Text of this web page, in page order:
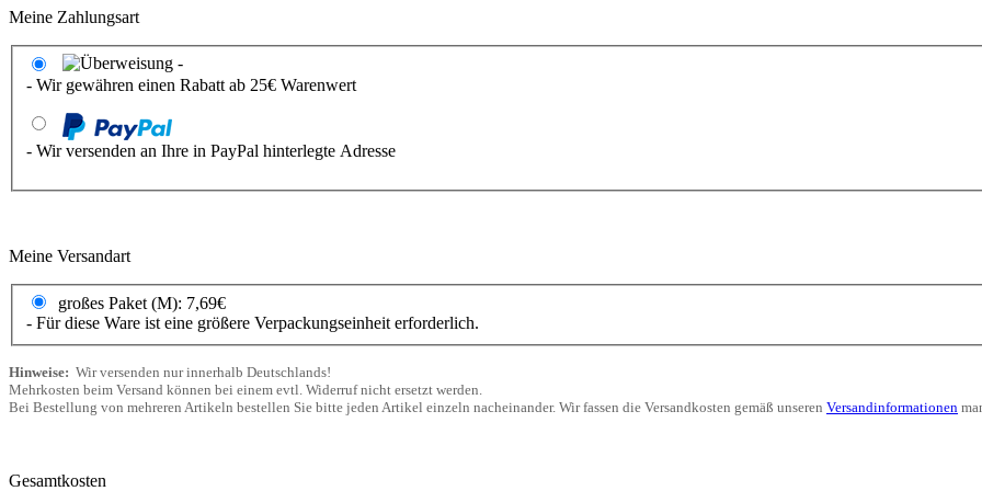
Meine Zahlungsart
- Wir gewähren einen Rabatt ab 25€ Warenwert
- Wir versenden an Ihre in PayPal hinterlegte Adresse
Meine Versandart
großes Paket (M): 7,69€
- Für diese Ware ist eine größere Verpackungseinheit erforderlich.
Hinweise: Wir versenden nur innerhalb Deutschlands!
Mehrkosten beim Versand können bei einem evtl. Widerruf nicht ersetzt werden.
Bei Bestellung von mehreren Artikeln bestellen Sie bitte jeden Artikel einzeln nacheinander. Wir fassen die Versandkosten gemäß unseren Versandinformationen
Gesamtkosten